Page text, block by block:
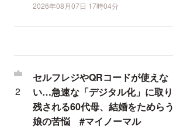
2026年08月07日 17時04分
セルフレジやQRコードが使えな
い…急速な「デジタル化」に取り
残される60代母、結婚をためらう
娘の苦悩 #マイノーマル